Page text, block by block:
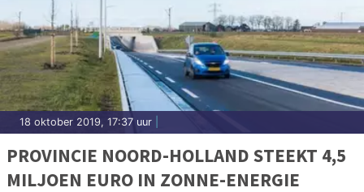
18 oktober 2019, 17:37 uur
PROVINCIE NOORD-HOLLAND STEEKT 4,5
MILJOEN EURO IN ZONNE-ENERGIE